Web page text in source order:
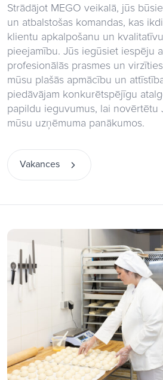
Strādājot MEGO veikalā, jūs
un atbalstošas komandas, kas
klientu apkalpošanu un
pieejamību. Jūs iegūsiet iespēju
profesionālās prasmes un
mūsu plašās apmācību un
piedāvājam konkurētspējīgu
papildu ieguvumus, lai novērtētu
mūsu uzņēmuma panākumos.
Vakances